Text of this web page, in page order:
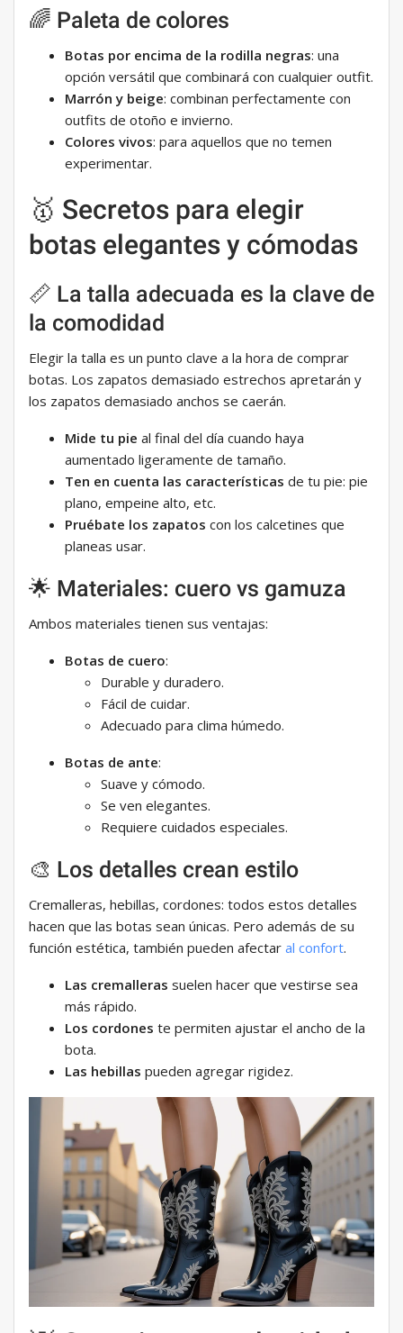
🌈 Paleta de colores
Botas por encima de la rodilla negras: una
opción versátil que combinará con cualquier outfit.
Marrón y beige: combinan perfectamente con
outfits de otoño e invierno.
Colores vivos: para aquellos que no temen
experimentar.
🥇 Secretos para elegir
botas elegantes y cómodas
📏 La talla adecuada es la clave de
la comodidad
Elegir la talla es un punto clave a la hora de comprar
botas. Los zapatos demasiado estrechos apretarán y
los zapatos demasiado anchos se caerán.
Mide tu pie al final del día cuando haya
aumentado ligeramente de tamaño.
Ten en cuenta las características de tu pie: pie
plano, empeine alto, etc.
Pruébate los zapatos con los calcetines que
planeas usar.
🌟 Materiales: cuero vs gamuza
Ambos materiales tienen sus ventajas:
Botas de cuero:
Durable y duradero.
Fácil de cuidar.
Adecuado para clima húmedo.
Botas de ante:
Suave y cómodo.
Se ven elegantes.
Requiere cuidados especiales.
🎨 Los detalles crean estilo
Cremalleras, hebillas, cordones: todos estos detalles
hacen que las botas sean únicas. Pero además de su
función estética, también pueden afectar al confort.
Las cremalleras suelen hacer que vestirse sea
más rápido.
Los cordones te permiten ajustar el ancho de la
bota.
Las hebillas pueden agregar rigidez.